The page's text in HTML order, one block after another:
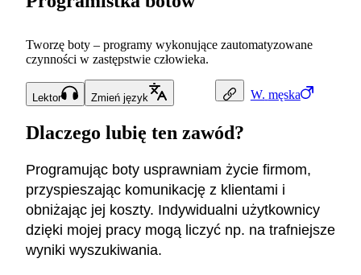
W. męska
Tworzę boty – programy wykonujące zautomatyzowane
czynności w zastępstwie człowieka.
Lektor Zmień język
Dlaczego lubię ten zawód?
Programując boty usprawniam życie firmom,
przyspieszając komunikację z klientami i
obniżając jej koszty. Indywidualni użytkownicy
dzięki mojej pracy mogą liczyć np. na trafniejsze
wyniki wyszukiwania.